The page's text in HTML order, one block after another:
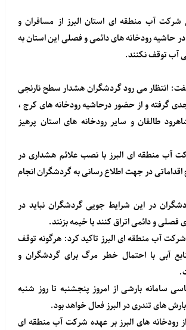
شرکت آب منطقه ای استان البرز از مسافران و
حاشیه رودخانه های دائمی و فصلی این استان به
آب توقف نکنند.
انتظار می رود گردشگران هشدار سطح نارنجی
جدی گرفته و از حضور درحاشیه رودخانه های کرج ،
طالقان و سایر رودخانه های استان پرهیز
آب منطقه ای البرز با نصب علائم هشداری در
در جهت اطلاع رسانی به گردشگران انجام
در این شرایط جویی گردشگران نباید در
فصلی و دائمی اتراق کنند یا خیمه بزنند.
آب منطقه ای البرز تاکید کرد: هرگونه توقف
آبی با احتمال خطر مرگ برای گردشگران و
سامانه بارشی از امروز پنجشنبه تا روز شنبه
بارش های تندری در البرز فعال خواهد بود.
رودخانه های البرز بر عهده شرکت آب منطقه ای